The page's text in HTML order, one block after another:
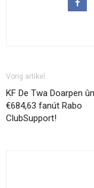
Vorig artikel
KF De Twa Doarpen
€684,63 fanút Rabo
ClubSupport!